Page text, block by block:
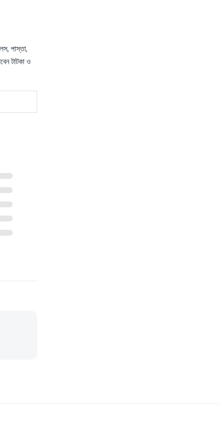
পাস্তা,
টাটকা ও